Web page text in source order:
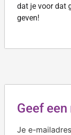
dat je voor dat
geven!
Geef
Je e-